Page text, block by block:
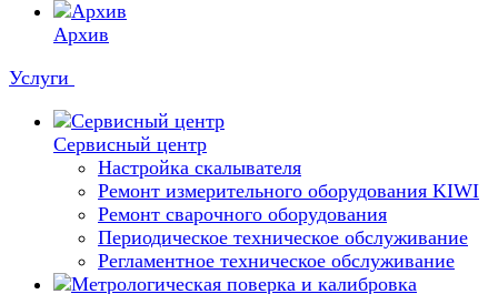
Архив
Услуги
Сервисный центр
Настройка скалывателя
Ремонт измерительного оборудования KIWI
Ремонт сварочного оборудования
Периодическое техническое обслуживание
Регламентное техническое обслуживание